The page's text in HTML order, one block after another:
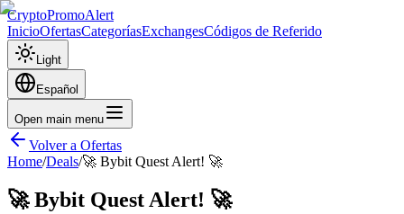
CryptoPromoAlert
InicioOfertasCategoríasExchangesCódigos de Referido
Light
Español
Open main menu
Volver a Ofertas
Home/Deals/🚀 Bybit Quest Alert! 🚀
🚀 Bybit Quest Alert! 🚀